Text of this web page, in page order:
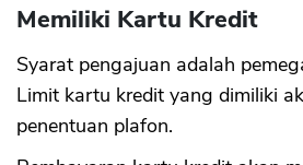
Memiliki Kartu Kredit
Syarat pengajuan adalah
Limit kartu kredit yang dimiliki
penentuan plafon.